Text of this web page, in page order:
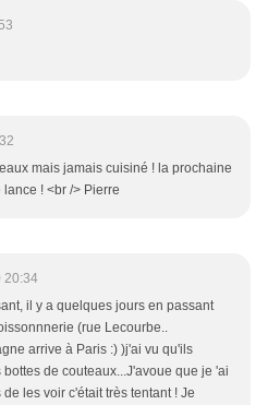
mais jamais cuisiné ! la prochaine
! <br /> Pierre
20:34
il y a quelques jours en passant
(rue Lecourbe..
arrive à Paris :) )j'ai vu qu'ils
de couteaux...J'avoue que je 'ai
les voir c'était très tentant ! Je